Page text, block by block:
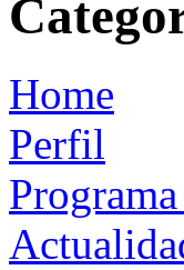
Home
Perfil